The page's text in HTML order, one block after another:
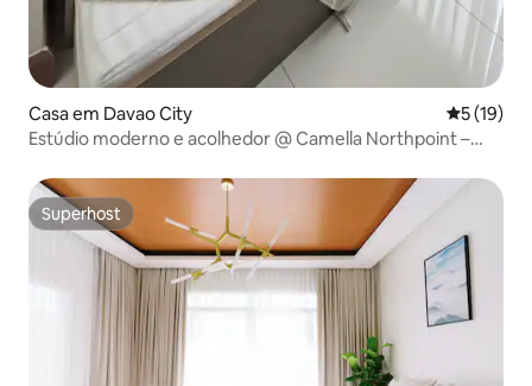
Casa em Davao City
5 (19)
Estúdio moderno e acolhedor @ Camella Northpoint –
Superhost
Superhost